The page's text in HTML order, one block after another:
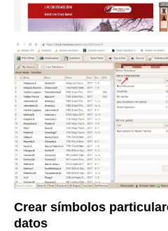
Crear símbolos
datos